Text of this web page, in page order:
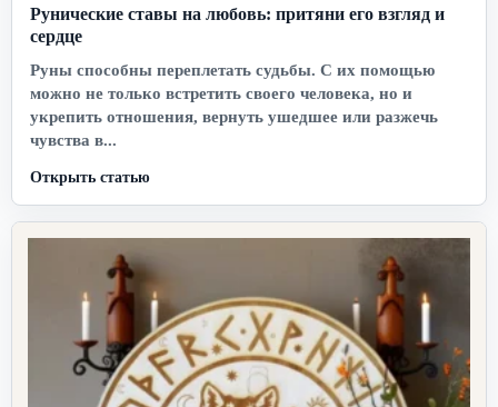
Рунические ставы на любовь: притяни его взгляд и
сердце
Руны способны переплетать судьбы. С их помощью
можно не только встретить своего человека, но и
укрепить отношения, вернуть ушедшее или разжечь
чувства в...
Открыть статью